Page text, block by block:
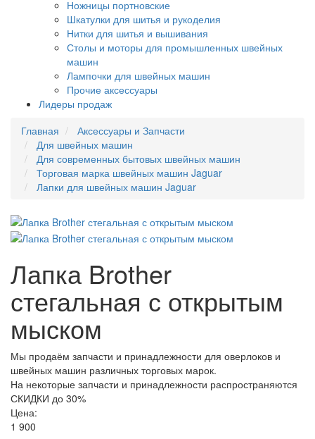
Ножницы портновские
Шкатулки для шитья и рукоделия
Нитки для шитья и вышивания
Столы и моторы для промышленных швейных
машин
Лампочки для швейных машин
Прочие аксессуары
Лидеры продаж
Главная
Аксессуары и Запчасти
Для швейных машин
Для современных бытовых швейных машин
Торговая марка швейных машин Jaguar
Лапки для швейных машин Jaguar
Лапка Brother
стегальная с открытым
мыском
Мы продаём запчасти и принадлежности для оверлоков и
швейных машин различных торговых марок.
На некоторые запчасти и принадлежности распространяются
СКИДКИ до 30%
Цена:
1 900